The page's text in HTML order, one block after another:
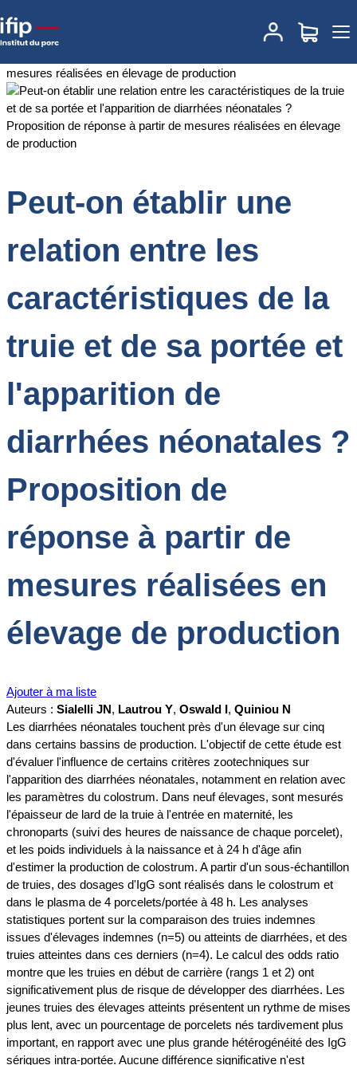
Accueil
Peut-on établir une relation entre les
caractéristiques de la truie et de sa portée et l'apparition de
mesures réalisées en élevage de production
Peut-on établir une
relation entre les
caractéristiques de la
truie et de sa portée et
l'apparition de
diarrhées néonatales ?
Proposition de
réponse à partir de
mesures réalisées en
élevage de production
Ajouter à ma liste
Auteurs : Sialelli JN, Lautrou Y, Oswald I, Quiniou N
Les diarrhées néonatales touchent près d'un élevage sur cinq
dans certains bassins de production. L'objectif de cette étude est
d'évaluer l'influence de certains critères zootechniques sur
l'apparition des diarrhées néonatales, notamment en relation avec
les paramètres du colostrum. Dans neuf élevages, sont mesurés
l'épaisseur de lard de la truie à l'entrée en maternité, les
chronoparts (suivi des heures de naissance de chaque porcelet),
et les poids individuels à la naissance et à 24 h d'âge afin
d'estimer la production de colostrum. A partir d'un sous-échantillon
de truies, des dosages d'IgG sont réalisés dans le colostrum et
dans le plasma de 4 porcelets/portée à 48 h. Les analyses
statistiques portent sur la comparaison des truies indemnes
issues d'élevages indemnes (n=5) ou atteints de diarrhées, et des
truies atteintes dans ces derniers (n=4). Le calcul des odds ratio
montre que les truies en début de carrière (rangs 1 et 2) ont
significativement plus de risque de développer des diarrhées. Les
jeunes truies des élevages atteints présentent un rythme de mises
plus lent, avec un pourcentage de porcelets nés tardivement plus
important, en rapport avec une plus grande hétérogénéité des IgG
sériques intra-portée. Aucune différence significative n'est